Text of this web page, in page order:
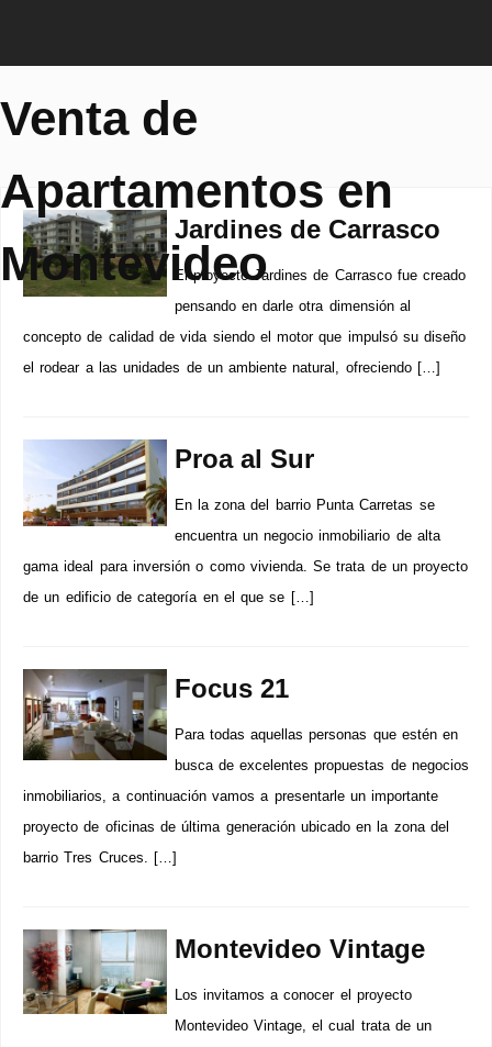
Venta de
Apartamentos en
Montevideo
Jardines de Carrasco
El proyecto Jardines de Carrasco fue creado
pensando en darle otra dimensión al
concepto de calidad de vida siendo el motor que impulsó su diseño
el rodear a las unidades de un ambiente natural, ofreciendo […]
Proa al Sur
En la zona del barrio Punta Carretas se
encuentra un negocio inmobiliario de alta
gama ideal para inversión o como vivienda. Se trata de un proyecto
de un edificio de categoría en el que se […]
Focus 21
Para todas aquellas personas que estén en
busca de excelentes propuestas de negocios
inmobiliarios, a continuación vamos a presentarle un importante
proyecto de oficinas de última generación ubicado en la zona del
barrio Tres Cruces. […]
Montevideo Vintage
Los invitamos a conocer el proyecto
Montevideo Vintage, el cual trata de un